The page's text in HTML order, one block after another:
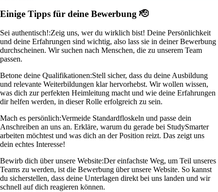
Einige Tipps für deine Bewerbung 🫡
Sei authentisch!:Zeig uns, wer du wirklich bist! Deine Persönlichkeit
und deine Erfahrungen sind wichtig, also lass sie in deiner Bewerbung
durchscheinen. Wir suchen nach Menschen, die zu unserem Team
passen.
Betone deine Qualifikationen:Stell sicher, dass du deine Ausbildung
und relevante Weiterbildungen klar hervorhebst. Wir wollen wissen,
was dich zur perfekten Heimleitung macht und wie deine Erfahrungen
dir helfen werden, in dieser Rolle erfolgreich zu sein.
Mach es persönlich:Vermeide Standardfloskeln und passe dein
Anschreiben an uns an. Erkläre, warum du gerade bei StudySmarter
arbeiten möchtest und was dich an der Position reizt. Das zeigt uns
dein echtes Interesse!
Bewirb dich über unsere Website:Der einfachste Weg, um Teil unseres
Teams zu werden, ist die Bewerbung über unsere Website. So kannst
du sicherstellen, dass deine Unterlagen direkt bei uns landen und wir
schnell auf dich reagieren können.